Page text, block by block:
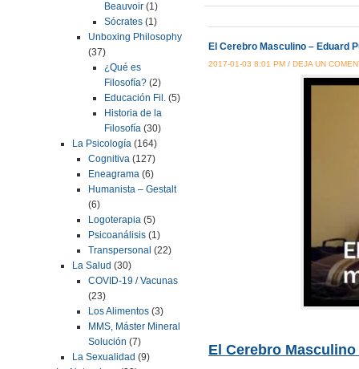
Beauvoir (1)
Sócrates (1)
Unboxing Philosophy
(37)
¿Qué es
Filosofía? (2)
Educación Fil. (5)
Historia de la
Filosofía (30)
La Psicología (164)
Cognitiva (127)
Eneagrama (6)
Humanista – Gestalt
(6)
Logoterapia (5)
Psicoanálisis (1)
Transpersonal (22)
La Salud (30)
COVID-19 / Vacunas
(23)
Los Alimentos (3)
MMS, Máster Mineral
Solución (7)
La Sexualidad (9)
El Cerebro Masculino – Eduard
2017-01-03 8:01 PM / DEJA UN
El Cerebro